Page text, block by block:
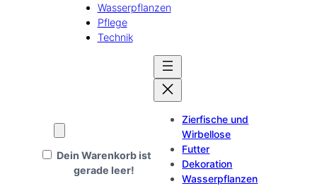
Wasserpflanzen
Pflege
Technik
Dein Warenkorb ist
gerade leer!
Zierfische und
Wirbellose
Futter
Dekoration
Wasserpflanzen